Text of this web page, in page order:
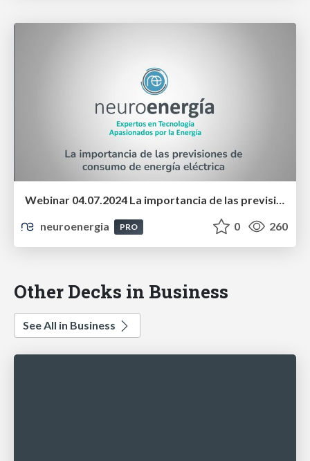
Webinar 04.07.2024 La importancia de las previsiones de consumo de energía eléctrica
neuroenergia
PRO 0 260
Other Decks in Business
See All in Business